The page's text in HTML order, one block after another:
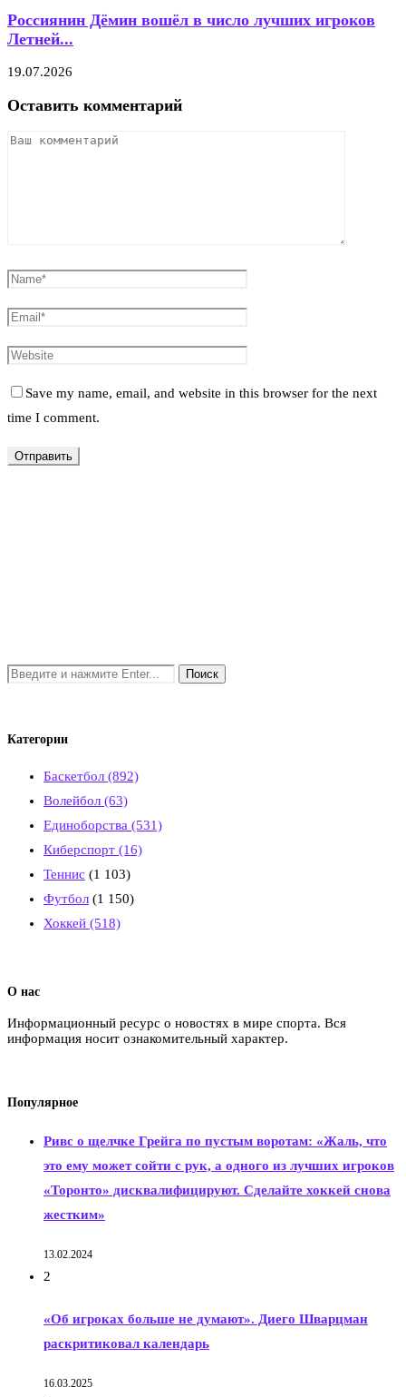
Россиянин Дёмин вошёл в число лучших игроков
Летней...
19.07.2026
Оставить комментарий
Save my name, email, and website in this browser for the next
time I comment.
Категории
Баскетбол (892)
Волейбол (63)
Единоборства (531)
Киберспорт (16)
Теннис (1 103)
Футбол (1 150)
Хоккей (518)
О нас
Информационный ресурс о новостях в мире спорта. Вся
информация носит ознакомительный характер.
Популярное
Ривс о щелчке Грейга по пустым воротам: «Жаль, что
это ему может сойти с рук, а одного из лучших игроков
«Торонто» дисквалифицируют. Сделайте хоккей снова
жестким»
13.02.2024
2
«Об игроках больше не думают». Диего Шварцман
раскритиковал календарь
16.03.2025